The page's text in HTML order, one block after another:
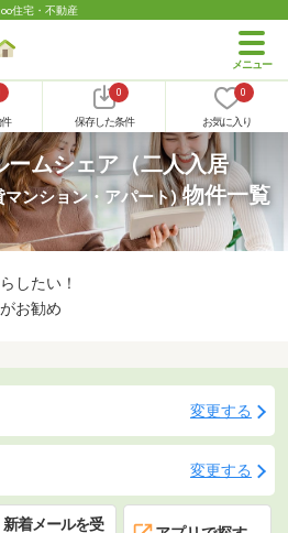
住宅・不動産
0
保存した条件
0
お気に入り
ムシェア（二人入居
マンション・アパート)物件一覧
したい！
お勧め
変更する
変更する
新着メールを受